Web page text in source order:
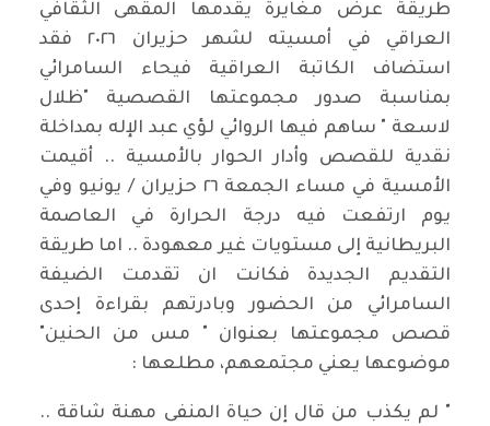
طريقة عرض مغايرة يقدمها المقهى الثقافي
العراقي في أمسيته لشهر حزيران ٢٠٢٦ فقد
استضاف الكاتبة العراقية فيحاء السامرائي
بمناسبة صدور مجموعتها القصصية "ظلال
لاسعة " ساهم فيها الروائي لؤي عبد الإله بمداخلة
نقدية للقصص وأدار الحوار بالأمسية .. أقيمت
الأمسية في مساء الجمعة ٢٦ حزيران / يونيو وفي
يوم ارتفعت فيه درجة الحرارة في العاصمة
البريطانية إلى مستويات غير معهودة .. اما طريقة
التقديم الجديدة فكانت ان تقدمت الضيفة
السامرائي من الحضور وبادرتهم بقراءة إحدى
قصص مجموعتها بعنوان " مس من الحنين"
موضوعها يعني مجتمعهم، مطلعها :
" لم يكذب من قال إن حياة المنفى مهنة شاقة ..